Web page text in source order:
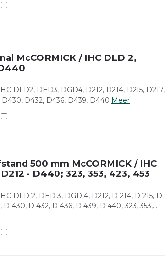
McCORMICK / IHC DLD 2,
DLD2, DED3, DGD4, D212, D214, D215, D217,
D430, D432, D436, D439, D440 Meer
500 mm McCORMICK / IHC
- D440; 323, 353, 423, 453
DLD 2, DED 3, DGD 4, D212, D 214, D 215, D
D 430, D 432, D 436, D 439, D 440, 323, 353,...